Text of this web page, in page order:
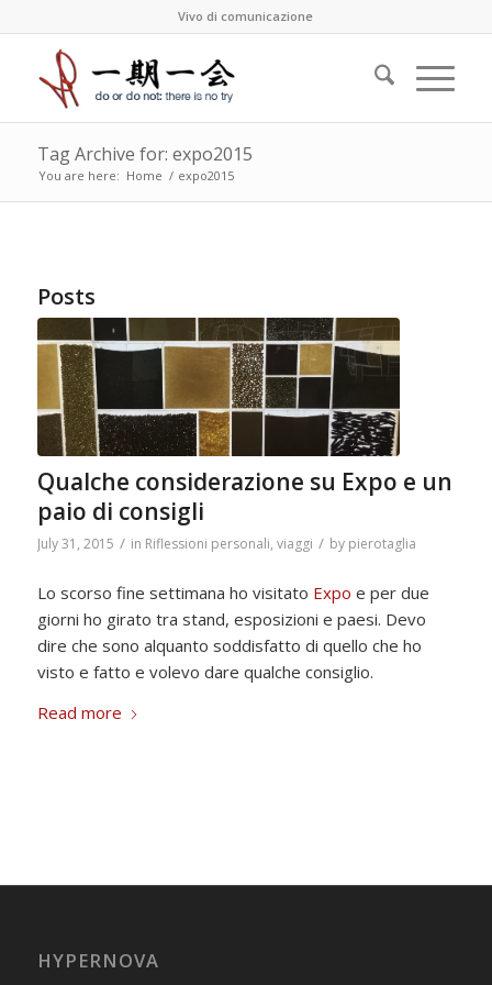
Vivo di comunicazione
Tag Archive for: expo2015
You are here: Home / expo2015
Posts
Qualche considerazione su Expo e un
paio di consigli
July 31, 2015 / in Riflessioni personali, viaggi / by pierotaglia
Lo scorso fine settimana ho visitato Expo e per due
giorni ho girato tra stand, esposizioni e paesi. Devo
dire che sono alquanto soddisfatto di quello che ho
visto e fatto e volevo dare qualche consiglio.
Read more
HYPERNOVA